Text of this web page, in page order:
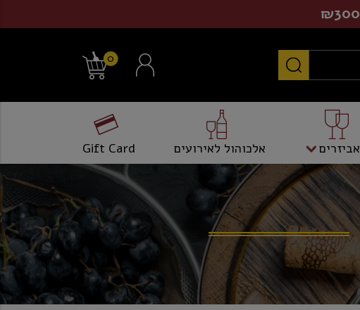
0
אביזרים אלכוהול לאירועים Gift Card